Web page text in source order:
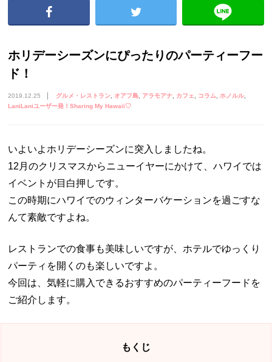
ホリデーシーズンにぴったりのパーティーフー
ド！
2019.12.25 グルメ・レストラン オアフ島 アラモアナ カフェ コラム ホノルル
LaniLaniユーザー発！Sharing My Hawaii♡
いよいよホリデーシーズンに突入しましたね。
12月のクリスマスからニューイヤーにかけて、ハワイでは
イベントが目白押しです。
この時期にハワイでのウィンターバケーションを過ごすな
んて素敵ですよね。
レストランでの食事も美味しいですが、ホテルでゆっくり
パーティを開くのも楽しいですよ。
今回は、気軽に購入できるおすすめのパーティーフードを
ご紹介します。
もくじ